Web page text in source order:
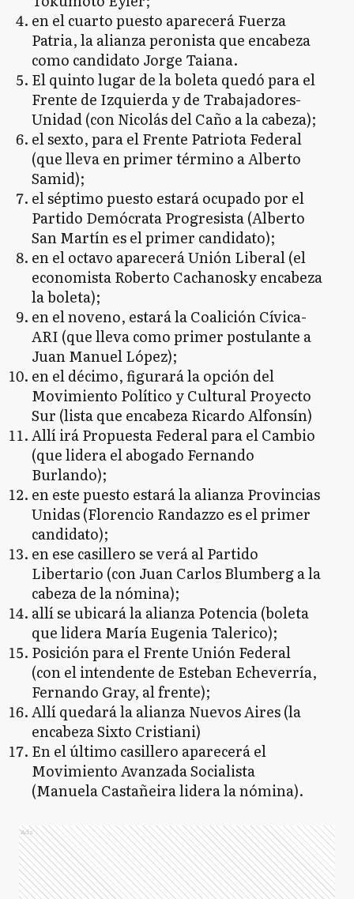
en el cuarto puesto aparecerá Fuerza
Patria, la alianza peronista que encabeza
como candidato Jorge Taiana.
El quinto lugar de la boleta quedó para el
Frente de Izquierda y de Trabajadores-
Unidad (con Nicolás del Caño a la cabeza);
el sexto, para el Frente Patriota Federal
(que lleva en primer término a Alberto
Samid);
el séptimo puesto estará ocupado por el
Partido Demócrata Progresista (Alberto
San Martín es el primer candidato);
en el octavo aparecerá Unión Liberal (el
economista Roberto Cachanosky encabeza
la boleta);
en el noveno, estará la Coalición Cívica-
ARI (que lleva como primer postulante a
Juan Manuel López);
en el décimo, figurará la opción del
Movimiento Político y Cultural Proyecto
Sur (lista que encabeza Ricardo Alfonsín)
Allí irá Propuesta Federal para el Cambio
(que lidera el abogado Fernando
Burlando);
en este puesto estará la alianza Provincias
Unidas (Florencio Randazzo es el primer
candidato);
en ese casillero se verá al Partido
Libertario (con Juan Carlos Blumberg a la
cabeza de la nómina);
allí se ubicará la alianza Potencia (boleta
que lidera María Eugenia Talerico);
Posición para el Frente Unión Federal
(con el intendente de Esteban Echeverría,
Fernando Gray, al frente);
Allí quedará la alianza Nuevos Aires (la
encabeza Sixto Cristiani)
En el último casillero aparecerá el
Movimiento Avanzada Socialista
(Manuela Castañeira lidera la nómina).
Ads